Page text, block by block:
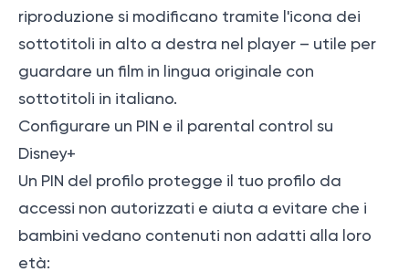
riproduzione si modificano tramite l'icona dei
sottotitoli in alto a destra nel player – utile per
guardare un film in lingua originale con
sottotitoli in italiano.
Configurare un PIN e il parental control su
Disney+
Un PIN del profilo protegge il tuo profilo da
accessi non autorizzati e aiuta a evitare che i
bambini vedano contenuti non adatti alla loro
età: